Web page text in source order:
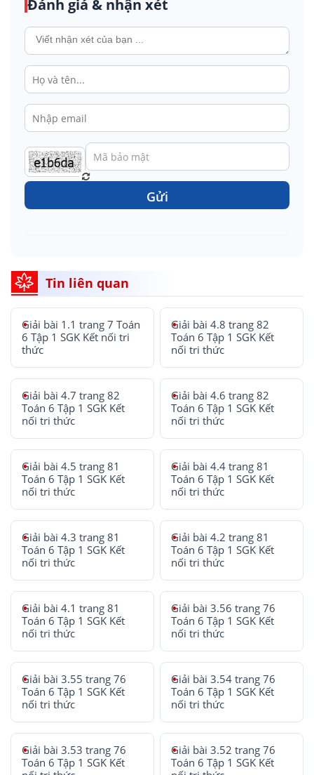
Đánh giá & nhận xét
Gửi
Tin liên quan
Giải bài 1.1 trang 7 Toán
6 Tập 1 SGK Kết nối tri
thức
Giải bài 4.8 trang 82
Toán 6 Tập 1 SGK Kết
nối tri thức
Giải bài 4.7 trang 82
Toán 6 Tập 1 SGK Kết
nối tri thức
Giải bài 4.6 trang 82
Toán 6 Tập 1 SGK Kết
nối tri thức
Giải bài 4.5 trang 81
Toán 6 Tập 1 SGK Kết
nối tri thức
Giải bài 4.4 trang 81
Toán 6 Tập 1 SGK Kết
nối tri thức
Giải bài 4.3 trang 81
Toán 6 Tập 1 SGK Kết
nối tri thức
Giải bài 4.2 trang 81
Toán 6 Tập 1 SGK Kết
nối tri thức
Giải bài 4.1 trang 81
Toán 6 Tập 1 SGK Kết
nối tri thức
Giải bài 3.56 trang 76
Toán 6 Tập 1 SGK Kết
nối tri thức
Giải bài 3.55 trang 76
Toán 6 Tập 1 SGK Kết
nối tri thức
Giải bài 3.54 trang 76
Toán 6 Tập 1 SGK Kết
nối tri thức
Giải bài 3.53 trang 76
Toán 6 Tập 1 SGK Kết
Giải bài 3.52 trang 76
Toán 6 Tập 1 SGK Kết